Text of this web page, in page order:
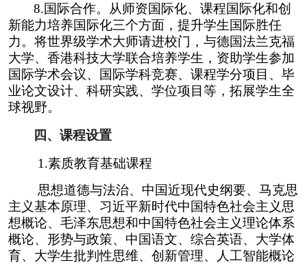
8.国际合作。从师资国际化、课程国际化和创
新能力培养国际化三个方面，提升学生国际胜任
力。将世界级学术大师请进校门，与德国法兰克福
大学、香港科技大学联合培养学生，资助学生参加
国际学术会议、国际学科竞赛、课程学分项目、毕
业论文设计、科研实践、学位项目等，拓展学生全
球视野。
四、课程设置
1.素质教育基础课程
思想道德与法治、中国近现代史纲要、马克思
主义基本原理、习近平新时代中国特色社会主义思
想概论、毛泽东思想和中国特色社会主义理论体系
概论、形势与政策、中国语文、综合英语、大学体
育、大学生批判性思维、创新管理、人工智能概论